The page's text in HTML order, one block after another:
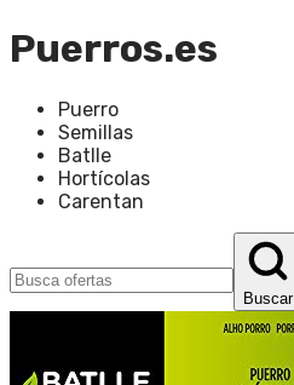
Puerros.es
Puerro
Semillas
Batlle
Hortícolas
Carentan
Buscar